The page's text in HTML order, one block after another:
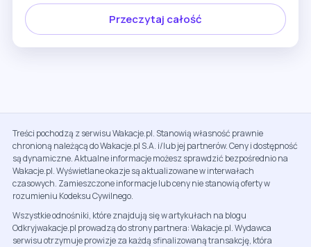
Przeczytaj całość
Treści pochodzą z serwisu Wakacje.pl. Stanowią własność prawnie
chronioną należącą do Wakacje.pl S.A. i/lub jej partnerów. Ceny i dostępność
są dynamiczne. Aktualne informacje możesz sprawdzić bezpośrednio na
Wakacje.pl. Wyświetlane okazje są aktualizowane w interwałach
czasowych. Zamieszczone informacje lub ceny nie stanowią oferty w
rozumieniu Kodeksu Cywilnego.
Wszystkie odnośniki, które znajdują się w artykułach na blogu
Odkryjwakacje.pl prowadzą do strony partnera: Wakacje.pl. Wydawca
serwisu otrzymuje prowizje za każdą sfinalizowaną transakcję, która